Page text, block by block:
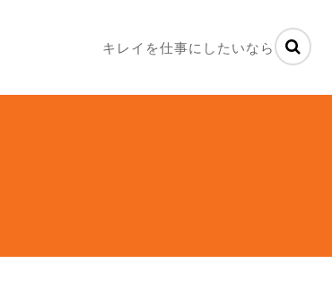
キレイを仕事にしたいなら